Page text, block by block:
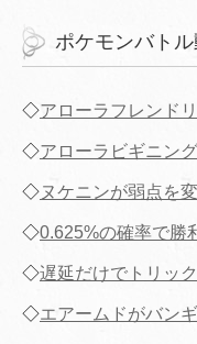
ポケモンバト
◇アローラフレンド
◇アローラビギニン
◇ヌケニンが弱点を
◇0.625%の確率で勝
◇遅延だけでトリッ
◇エアームドがバン